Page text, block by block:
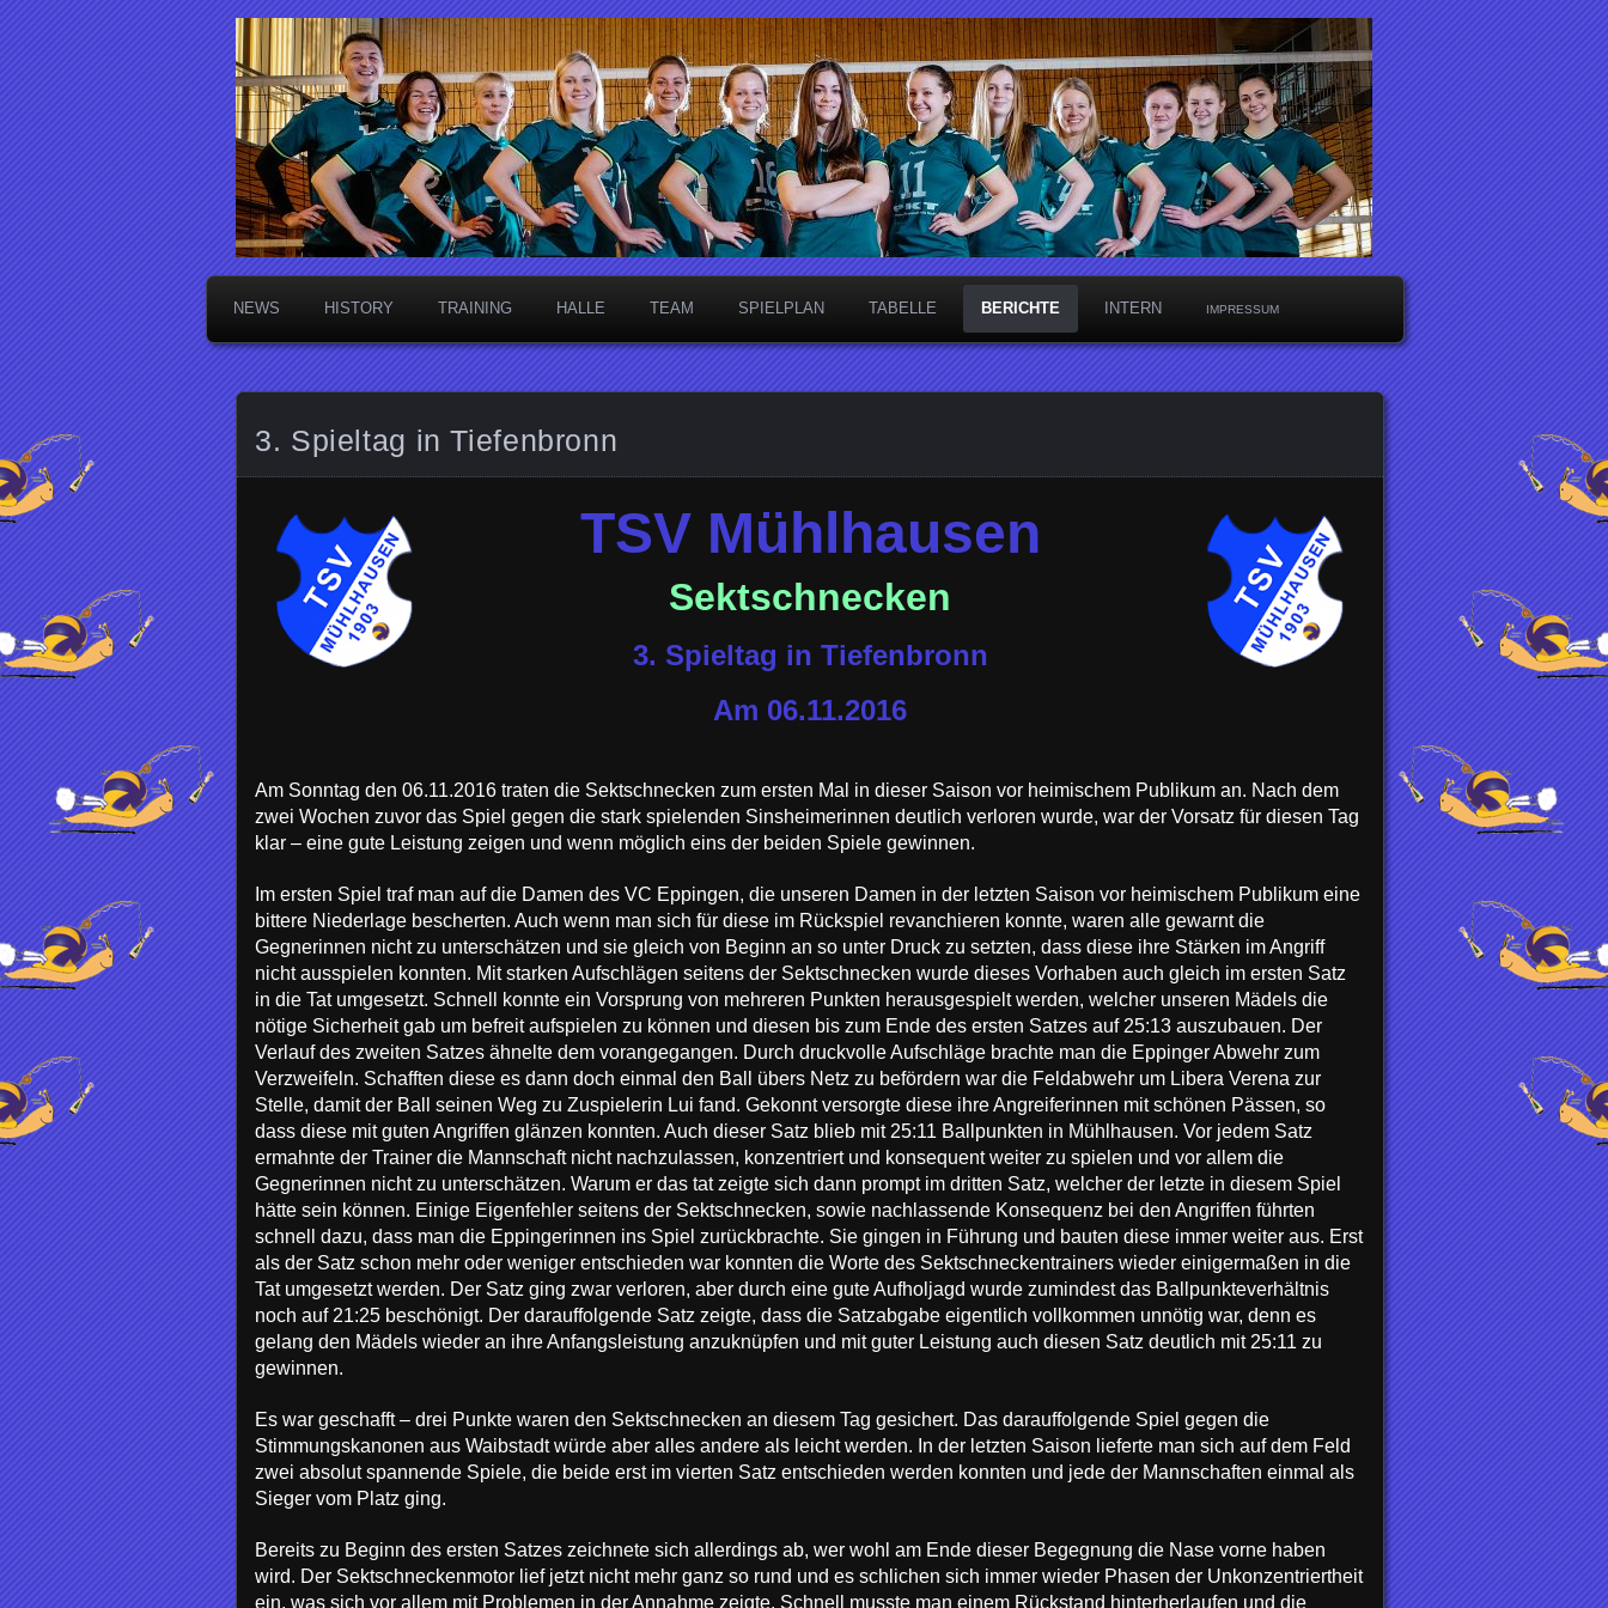
Die Sektschnecken
NEWS HISTORY TRAINING HALLE TEAM SPIELPLAN TABELLE BERICHTE INTERN IMPRESSUM
3. Spieltag in Tiefenbronn
TSV Mühlhausen
Sektschnecken
3. Spieltag in Tiefenbronn
Am 06.11.2016
Am Sonntag den 06.11.2016 traten die Sektschnecken zum ersten Mal in dieser Saison vor heimischem Publikum an. Nach dem
zwei Wochen zuvor das Spiel gegen die stark spielenden Sinsheimerinnen deutlich verloren wurde, war der Vorsatz für diesen Tag
klar – eine gute Leistung zeigen und wenn möglich eins der beiden Spiele gewinnen.
Im ersten Spiel traf man auf die Damen des VC Eppingen, die unseren Damen in der letzten Saison vor heimischem Publikum eine
bittere Niederlage bescherten. Auch wenn man sich für diese im Rückspiel revanchieren konnte, waren alle gewarnt die
Gegnerinnen nicht zu unterschätzen und sie gleich von Beginn an so unter Druck zu setzten, dass diese ihre Stärken im Angriff
nicht ausspielen konnten. Mit starken Aufschlägen seitens der Sektschnecken wurde dieses Vorhaben auch gleich im ersten Satz
in die Tat umgesetzt. Schnell konnte ein Vorsprung von mehreren Punkten herausgespielt werden, welcher unseren Mädels die
nötige Sicherheit gab um befreit aufspielen zu können und diesen bis zum Ende des ersten Satzes auf 25:13 auszubauen. Der
Verlauf des zweiten Satzes ähnelte dem vorangegangen. Durch druckvolle Aufschläge brachte man die Eppinger Abwehr zum
Verzweifeln. Schafften diese es dann doch einmal den Ball übers Netz zu befördern war die Feldabwehr um Libera Verena zur
Stelle, damit der Ball seinen Weg zu Zuspielerin Lui fand. Gekonnt versorgte diese ihre Angreiferinnen mit schönen Pässen, so
dass diese mit guten Angriffen glänzen konnten. Auch dieser Satz blieb mit 25:11 Ballpunkten in Mühlhausen. Vor jedem Satz
ermahnte der Trainer die Mannschaft nicht nachzulassen, konzentriert und konsequent weiter zu spielen und vor allem die
Gegnerinnen nicht zu unterschätzen. Warum er das tat zeigte sich dann prompt im dritten Satz, welcher der letzte in diesem Spiel
hätte sein können. Einige Eigenfehler seitens der Sektschnecken, sowie nachlassende Konsequenz bei den Angriffen führten
schnell dazu, dass man die Eppingerinnen ins Spiel zurückbrachte. Sie gingen in Führung und bauten diese immer weiter aus. Erst
als der Satz schon mehr oder weniger entschieden war konnten die Worte des Sektschneckentrainers wieder einigermaßen in die
Tat umgesetzt werden. Der Satz ging zwar verloren, aber durch eine gute Aufholjagd wurde zumindest das Ballpunkteverhältnis
noch auf 21:25 beschönigt. Der darauffolgende Satz zeigte, dass die Satzabgabe eigentlich vollkommen unnötig war, denn es
gelang den Mädels wieder an ihre Anfangsleistung anzuknüpfen und mit guter Leistung auch diesen Satz deutlich mit 25:11 zu
gewinnen.
Es war geschafft – drei Punkte waren den Sektschnecken an diesem Tag gesichert. Das darauffolgende Spiel gegen die
Stimmungskanonen aus Waibstadt würde aber alles andere als leicht werden. In der letzten Saison lieferte man sich auf dem Feld
zwei absolut spannende Spiele, die beide erst im vierten Satz entschieden werden konnten und jede der Mannschaften einmal als
Sieger vom Platz ging.
Bereits zu Beginn des ersten Satzes zeichnete sich allerdings ab, wer wohl am Ende dieser Begegnung die Nase vorne haben
wird. Der Sektschneckenmotor lief jetzt nicht mehr ganz so rund und es schlichen sich immer wieder Phasen der Unkonzentriertheit
ein, was sich vor allem mit Problemen in der Annahme zeigte. Schnell musste man einem Rückstand hinterherlaufen und die